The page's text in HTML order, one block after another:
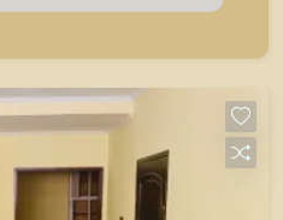
e segurança, em